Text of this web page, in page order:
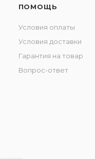
ПОМОЩЬ
Условия оплаты
Условия доставки
Гарантия на товар
Вопрос-ответ